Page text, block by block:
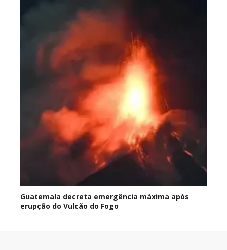
Guatemala decreta emergência máxima após
erupção do Vulcão do Fogo